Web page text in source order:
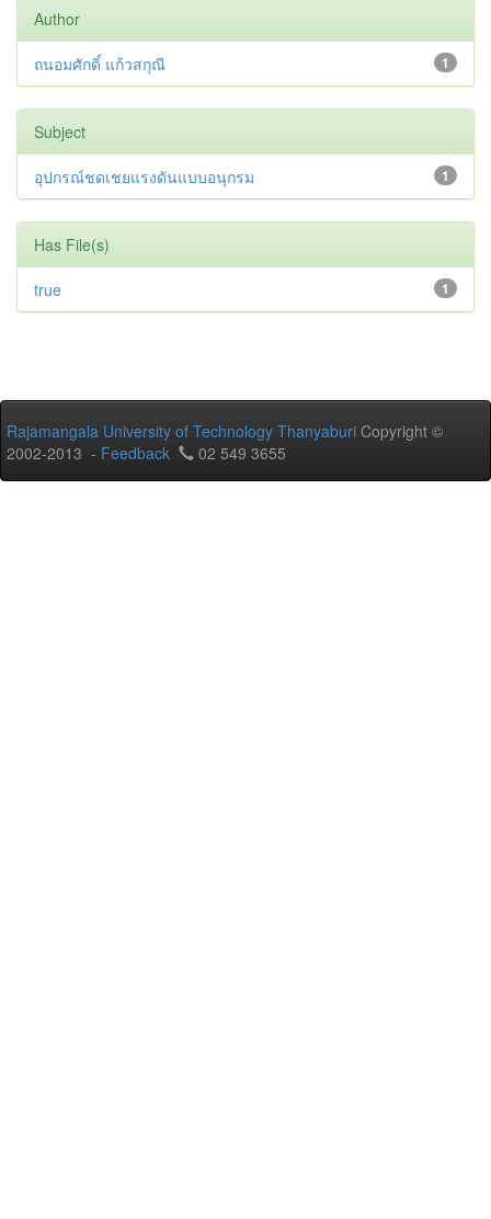
Author
1
ถนอมศักดิ์ แก้วสกุณี
Subject
1
อุปกรณ์ชดเชยแรงดันแบบอนุกรม
Has File(s)
1
true
Rajamangala University of Technology Thanyaburi Copyright ©
2002-2013 - Feedback 02 549 3655